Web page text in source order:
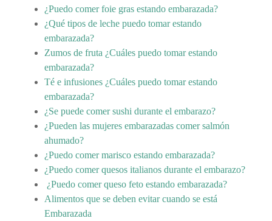
¿Puedo comer foie gras estando embarazada?
¿Qué tipos de leche puedo tomar estando
embarazada?
Zumos de fruta ¿Cuáles puedo tomar estando
embarazada?
Té e infusiones ¿Cuáles puedo tomar estando
embarazada?
¿Se puede comer sushi durante el embarazo?
¿Pueden las mujeres embarazadas comer salmón
ahumado?
¿Puedo comer marisco estando embarazada?
¿Puedo comer quesos italianos durante el embarazo?
¿Puedo comer queso feto estando embarazada?
Alimentos que se deben evitar cuando se está
Embarazada